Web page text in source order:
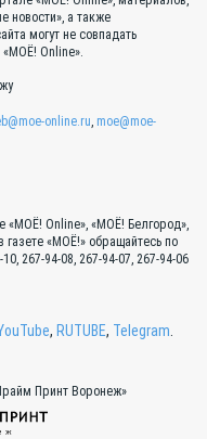
новости», а также
могут не совпадать
«МОЁ! Online».
online.ru, moe@moe-
Online», «МОЁ! Белгород»,
«МОЁ!» обращайтесь по
267-94-08, 267-94-07, 267-94-06
, RUTUBE, Telegram.
Принт Воронеж»